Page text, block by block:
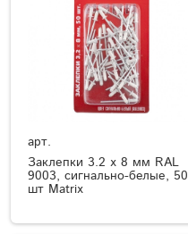
арт.
Заклепки 3.2 х 8 мм RAL
9003, сигнально-белые, 50
шт Matrix